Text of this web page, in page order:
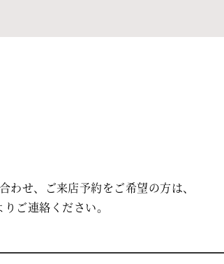
せ、ご来店予約をご希望の方は、
ご連絡ください。